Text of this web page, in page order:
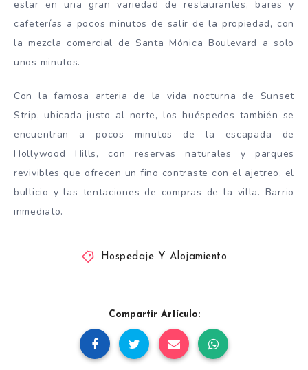
estar en una gran variedad de restaurantes, bares y
cafeterías a pocos minutos de salir de la propiedad, con
la mezcla comercial de Santa Mónica Boulevard a solo
unos minutos.
Con la famosa arteria de la vida nocturna de Sunset
Strip, ubicada justo al norte, los huéspedes también se
encuentran a pocos minutos de la escapada de
Hollywood Hills, con reservas naturales y parques
revivibles que ofrecen un fino contraste con el ajetreo, el
bullicio y las tentaciones de compras de la villa. Barrio
inmediato.
Hospedaje Y Alojamiento
Compartir Artículo: